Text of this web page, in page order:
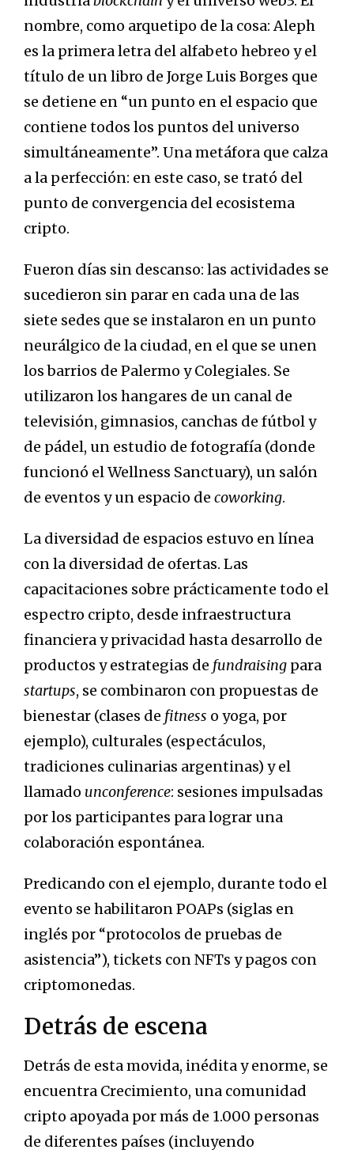
nombre, como arquetipo de la cosa: Aleph
es la primera letra del alfabeto hebreo y el
título de un libro de Jorge Luis Borges que
se detiene en “un punto en el espacio que
contiene todos los puntos del universo
simultáneamente”. Una metáfora que calza
a la perfección: en este caso, se trató del
punto de convergencia del ecosistema
cripto.
Fueron días sin descanso: las actividades se
sucedieron sin parar en cada una de las
siete sedes que se instalaron en un punto
neurálgico de la ciudad, en el que se unen
los barrios de Palermo y Colegiales. Se
utilizaron los hangares de un canal de
televisión, gimnasios, canchas de fútbol y
de pádel, un estudio de fotografía (donde
funcionó el Wellness Sanctuary), un salón
de eventos y un espacio de coworking.
La diversidad de espacios estuvo en línea
con la diversidad de ofertas. Las
capacitaciones sobre prácticamente todo el
espectro cripto, desde infraestructura
financiera y privacidad hasta desarrollo de
productos y estrategias de fundraising para
startups, se combinaron con propuestas de
bienestar (clases de fitness o yoga, por
ejemplo), culturales (espectáculos,
tradiciones culinarias argentinas) y el
llamado unconference: sesiones impulsadas
por los participantes para lograr una
colaboración espontánea.
Predicando con el ejemplo, durante todo el
evento se habilitaron POAPs (siglas en
inglés por “protocolos de pruebas de
asistencia”), tickets con NFTs y pagos con
criptomonedas.
Detrás de escena
Detrás de esta movida, inédita y enorme, se
encuentra Crecimiento, una comunidad
cripto apoyada por más de 1.000 personas
de diferentes países (incluyendo